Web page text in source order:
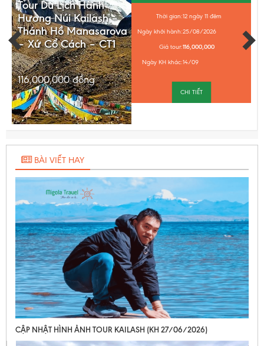
50.000 USD/vụ.
Tour Du Lịch Hành
Hương Núi Kailash –
Thánh Hồ Manasarova
– Xứ Cổ Cách – CT1
116,000,000đồng
Thời gian:12 ngày 11 đêm
Ngày khởi hành:25/08/2026
Giá tour:116,000,000
Ngày KH khác:14/09
CHI TIẾT
BÀI VIẾT HAY
CẬP NHẬT HÌNH ẢNH TOUR KAILASH (KH 27/06/2026)